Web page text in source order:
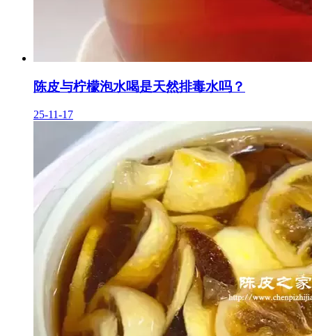
陈皮与柠檬泡水喝是天然排毒水吗？
25-11-17